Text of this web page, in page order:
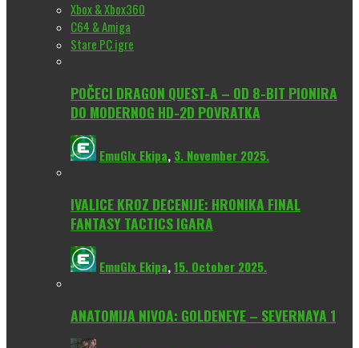
Xbox & Xbox360
C64 & Amiga
Stare PC igre
POČECI DRAGON QUEST-A – OD 8-BIT PIONIRA
DO MODERNOG HD-2D POVRATKA
EmuGlx Ekipa, 3. November 2025.
IVALICE KROZ DECENIJE: HRONIKA FINAL
FANTASY TACTICS IGARA
EmuGlx Ekipa,15. October 2025.
ANATOMIJA NIVOA: GOLDENEYE – SEVERNAYA 1